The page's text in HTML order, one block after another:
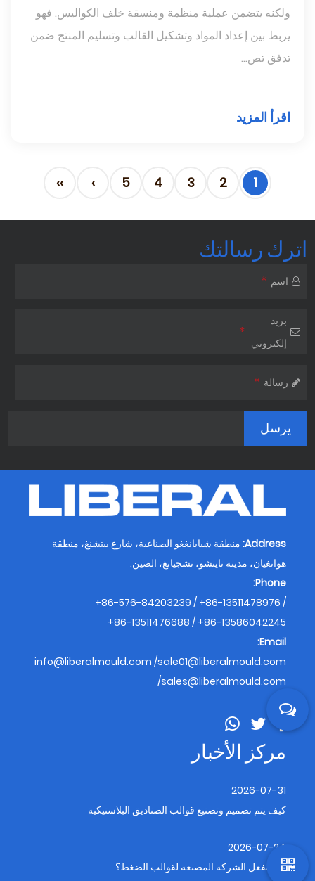
ولكنه يتضمن عملية منظمة ومنسقة خلف الكواليس. فهو
يربط بين إعداد المواد وتشكيل القالب وتسليم المنتج ضمن
تدفق تص...
اقرأ المزيد
1
2
3
4
5
›
››
اترك رسالتك
اسم *
بريد
إلكتروني
*
رسالة *
Address: منطقة شيايانغغو الصناعية، شارع بيتشنغ، منطقة
هوانغيان، مدينة تايتشو، تشجيانغ، الصين.
Phone:
+86-576-84203239 / +86-13511478976 /
+86-13511476688 / +86-13586042245
Email:
info@liberalmould.com /sale01@liberalmould.com
/sales@liberalmould.com
مركز الأخبار
2026-07-31
كيف يتم تصميم وتصنيع قوالب الصناديق البلاستيكية
2026-07-24
ماذا تفعل الشركة المصنعة لقوالب الضغط؟